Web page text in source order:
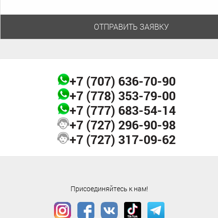
вулкан Этне, красивейшие церкви, замки, форты и фонтаны. Остров
также подходит для пляжного отдыха.
если вы жаждете культурных впечатлений, то оперный театр Ла
Скала вам их обеспечит. Королевский Дворец, замок Сфорца,
Миланский Собор также всегда рады гостям города.
Флоренция с ее «игрушечными» зданиями и колоритными
пейзажами выглядит как чудесный город с картинки.
Достопримечательностью Флоренции является она вся целиком.
Соборная площадь, фонтан Нептуна, статуя Давида работы самого
Италию с посещением Флоренции.
Итальянская кухня
ОТПРАВИТЬ ЗАЯВКУ
+7 (707) 636-70-90
+7 (778) 353-79-00
+7 (777) 683-54-14
+7 (727) 296-90-98
+7 (727) 317-09-62
Присоединяйтесь к нам!